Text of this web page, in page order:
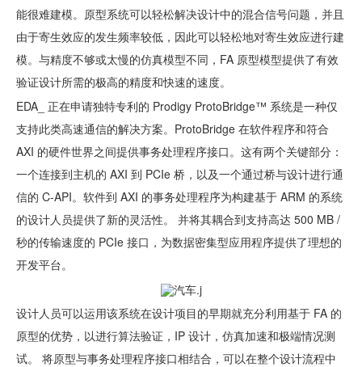
能很难建模。原型系统可以轻松解决设计中的混合信号问题，并且
由于寄生效应的发生频率较低，因此可以轻松地对寄生效应进行建
模。与精度不够或太慢的仿真模型不同，FA 原型模型提供了有效
验证设计所需的极高的精度和快速的速度。
EDA_ 正在申请独特专利的 Prodigy ProtoBridge™ 系统是一种仅
支持此类高速通信的解决方案。ProtoBridge 在软件程序和符合
AXI 的硬件世界之间提供事务处理程序接口。这有两个关键部分：
一个连接到主机的 AXI 到 PCIe 桥，以及一个通过桥与设计进行通
信的 C-API。软件到 AXI 的事务处理程序为构建基于 ARM 的系统
的设计人员提供了新的灵活性。 并将其耦合到支持高达 500 MB /
秒的传输速度的 PCIe 接口，为数据密集型应用程序提供了理想的
开发平台。
设计人员可以运用该系统在设计项目的早期就充分利用基于 FA 的
原型的优势，以进行算法验证，IP 设计，仿真加速和极端情况测
试。 将原型与事务处理程序接口相结合，可以在整个设计流程中